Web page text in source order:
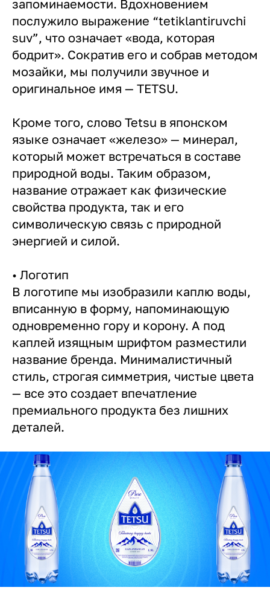
запоминаемости. Вдохновением
послужило выражение “tetiklantiruvchi
suv”, что означает «вода, которая
бодрит». Сократив его и собрав методом
мозайки, мы получили звучное и
оригинальное имя — TETSU.
Кроме того, слово Tetsu в японском
языке означает «железо» — минерал,
который может встречаться в составе
природной воды. Таким образом,
название отражает как физические
свойства продукта, так и его
символическую связь с природной
энергией и силой.
• Логотип
В логотипе мы изобразили каплю воды,
вписанную в форму, напоминающую
одновременно гору и корону. А под
каплей изящным шрифтом разместили
название бренда. Минималистичный
стиль, строгая симметрия, чистые цвета
— все это создает впечатление
премиального продукта без лишних
деталей.